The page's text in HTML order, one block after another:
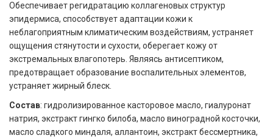
Обеспечивает регидратацию коллагеновых структур
эпидермиса, способствует адаптации кожи к
неблагоприятным климатическим воздействиям, устраняет
ощущения стянутости и сухости, оберегает кожу от
экстремальных влагопотерь. Являясь антисептиком,
предотвращает образование воспалительных элементов,
устраняет жирный блеск.
Состав: гидролизированное касторовое масло, гиалуронат
натрия, экстракт гингко билоба, масло виноградной косточки,
масло сладкого миндаля, аллантоин, экстракт бессмертника,